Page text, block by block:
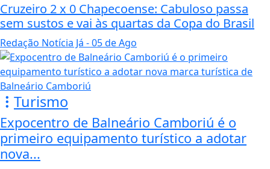
Cruzeiro 2 x 0 Chapecoense: Cabuloso passa
sem sustos e vai às quartas da Copa do Brasil
Redação Notícia Já - 05 de Ago
Turismo
Expocentro de Balneário Camboriú é o
primeiro equipamento turístico a adotar
nova...